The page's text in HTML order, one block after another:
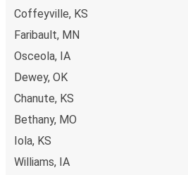
Coffeyville, KS
Faribault, MN
Osceola, IA
Dewey, OK
Chanute, KS
Bethany, MO
Iola, KS
Williams, IA